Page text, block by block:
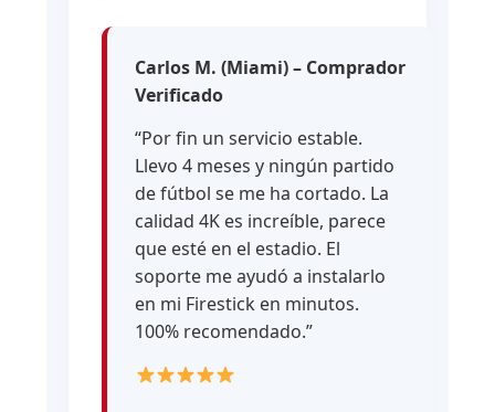
Carlos M. (Miami) – Comprador
Verificado
“Por fin un servicio estable.
Llevo 4 meses y ningún partido
de fútbol se me ha cortado. La
calidad 4K es increíble, parece
que esté en el estadio. El
soporte me ayudó a instalarlo
en mi Firestick en minutos.
100% recomendado.”